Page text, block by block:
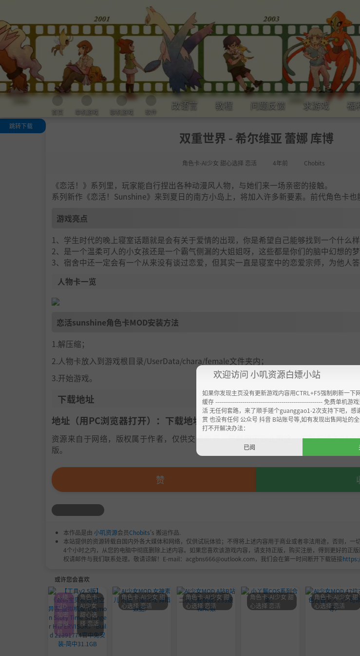
首页 单机游戏 联机游戏 软件
改语言 教程 问题反馈 求游戏 福
双重世界 - 希尔维亚 蕾娜 库博
角色卡-AI少女 甜心选择 恋活 4年前 Chobits
跳转下载
《恋活！》系列里，玩家能自行捏出各种动漫风人物，与她们来一场亲密的接触。
系列新作《恋活！Sunshine》来到夏日的南方小岛上，将加入许多新要素。前代角色卡也
游戏亮点
1、学生时代的晚上寝室话题就是会有关于爱情的出现，你是希望自己能够找到一个什么样
2、是一个温柔可人的小女孩还是一个霸气侧漏的大姐姐呀，这些都是你们的脑中幻想的梦
3、宿舍中还一定会有一个从来没有谈过恋爱，但其实一直是寝室中的恋爱宗师，为他人答
人物卡一览
恋活sunshine角色卡MOD安装方法
1.解压缩；
2.人物卡放入到游戏根目录/UserData/chara/female文件夹内；
3.开始游戏。
下载地址
地址（用PC浏览器打开）：下载地址：https://www.feimaoyun.com/jx/
资源来自于网络，版权属于作者，仅供交流学习，严禁用于商业用途，下载后请于24
版。
赞
本作品是由 小叽资源会员Chobits's 搬运作品.
本站提供的资源转载自国内外各大媒体和网络，仅供试玩体验；不得将上述内容用于商业或者非法用途，否则，一
4个小时之内，从您的电脑中彻底删除上述内容。如果您喜欢该游戏内容，请支持正版，购买注册，得到更好的正
权请邮件与我们联系处理。敬请谅解！E-mail：acgbns666@outlook.com，我们会在第一时间断开下载链接
或许您会喜欢
A-绕
过D
加密
虚拟
机
角色卡-
AI少女
甜心选
择 恋活
角色卡-AI少女 甜
心选择 恋活
角色卡-AI少女 甜
心选择 恋活
角色卡-AI少女 甜
心选择 恋活
角色卡-AI少女 甜
心选择 恋活
欢迎访问 小叽资源白嫖小站
如果你发现主页没有更新游戏内容用CTRL+F5强制刷新一下
缓存 ------------------------------------------------------- 免费单机游
活 无任何套路，来了顺手搓个guanggao1-2次支持下吧，感
赏 也没有任何 公众号 抖音 B站账号等,如有发现出售网址的
打不开解决办法：
已阅